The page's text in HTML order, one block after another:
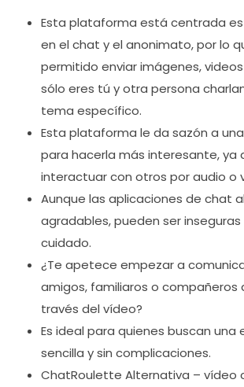
Esta plataforma está centrada
en el chat y el anonimato, por lo
permitido enviar imágenes,
sólo eres tú y otra persona
tema específico.
Esta plataforma le da sazón a
para hacerla más interesante, ya
interactuar con otros por audio o
Aunque las aplicaciones de chat
agradables, pueden ser
cuidado.
¿Te apetece empezar a
amigos, familiaros o compañeros
través del vídeo?
Es ideal para quienes buscan una
sencilla y sin complicaciones.
ChatRoulette Alternativa – vídeo